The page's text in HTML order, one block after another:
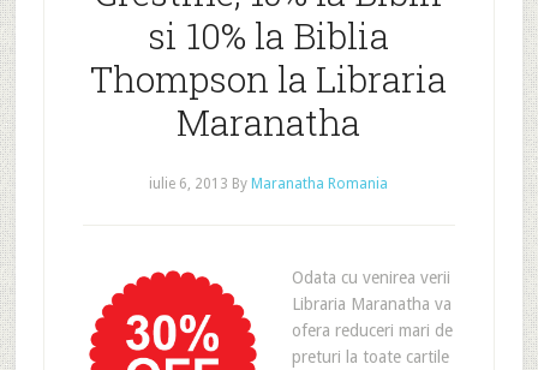
si 10% la Biblia
Thompson la Libraria
Maranatha
iulie 6, 2013 By Maranatha Romania
Odata cu venirea verii
Libraria Maranatha va
ofera reduceri mari de
preturi la toate cartile